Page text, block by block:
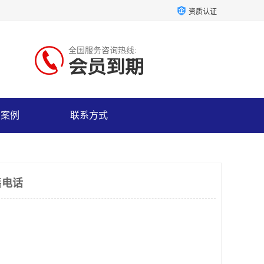
资质认证
全国服务咨询热线:
会员到期
例 联系方式
话